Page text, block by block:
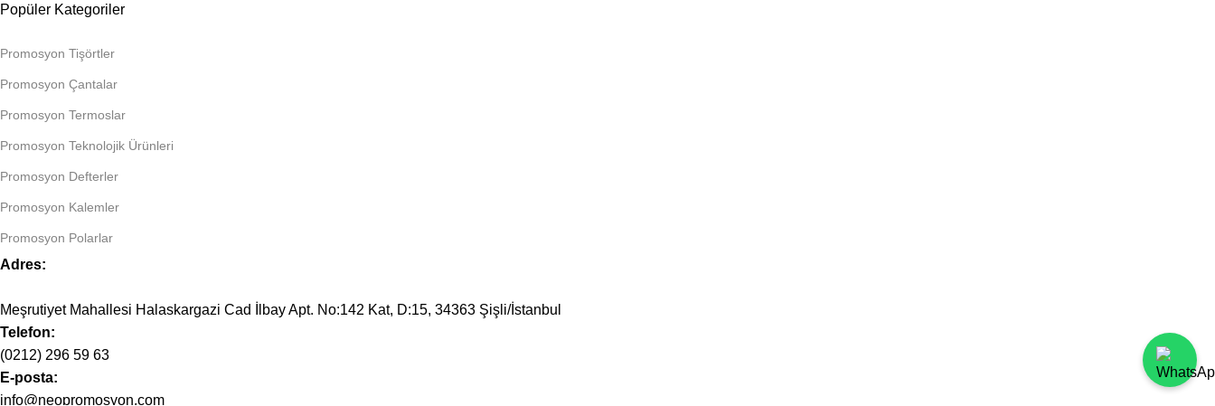
Popüler Kategoriler
Promosyon Tişörtler
Promosyon Çantalar
Promosyon Termoslar
Promosyon Teknolojik Ürünleri
Promosyon Defterler
Promosyon Kalemler
Promosyon Polarlar
Adres:
Meşrutiyet Mahallesi Halaskargazi Cad İlbay Apt. No:142 Kat, D:15, 34363 Şişli/İstanbul
Telefon:
(0212) 296 59 63
E-posta:
info@neopromosyon.com